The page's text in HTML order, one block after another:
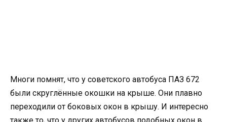
Многи помнят, что у советского автобуса ПАЗ 672
были скруглённые окошки на крыше. Они плавно
переходили от боковых окон в крышу. И интересно